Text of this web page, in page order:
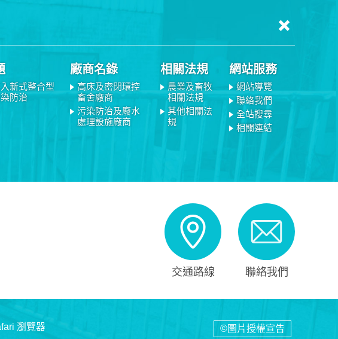
新式整合型
防治
廠商名錄
高床及密閉環控
畜舍廠商
污染防治及廢水
處理設施廠商
相關法規
農業及畜牧
相關法規
其他相關法
規
網站服務
網站導覽
聯絡我們
全站搜尋
相關連結
交通路線 聯絡我們
瀏覽器 ©圖片授權宣告